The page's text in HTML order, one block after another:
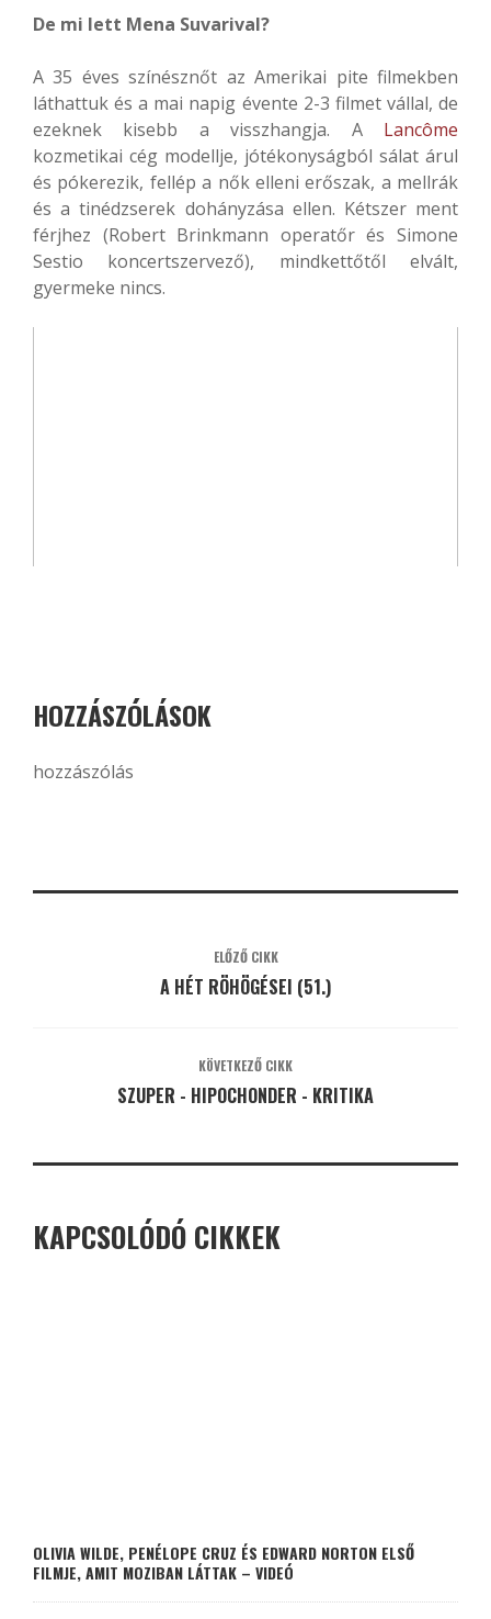
De mi lett Mena Suvarival?
A 35 éves színésznőt az Amerikai pite filmekben
láthattuk és a mai napig évente 2-3 filmet vállal, de
ezeknek kisebb a visszhangja. A Lancôme
kozmetikai cég modellje, jótékonyságból sálat árul
és pókerezik, fellép a nők elleni erőszak, a mellrák
és a tinédzserek dohányzása ellen. Kétszer ment
férjhez (Robert Brinkmann operatőr és Simone
Sestio koncertszervező), mindkettőtől elvált,
gyermeke nincs.
HOZZÁSZÓLÁSOK
hozzászólás
ELŐZŐ CIKK
A HÉT RÖHÖGÉSEI (51.)
KÖVETKEZŐ CIKK
SZUPER - HIPOCHONDER - KRITIKA
KAPCSOLÓDÓ CIKKEK
OLIVIA WILDE, PENÉLOPE CRUZ ÉS EDWARD NORTON ELSŐ
FILMJE, AMIT MOZIBAN LÁTTAK – VIDEÓ